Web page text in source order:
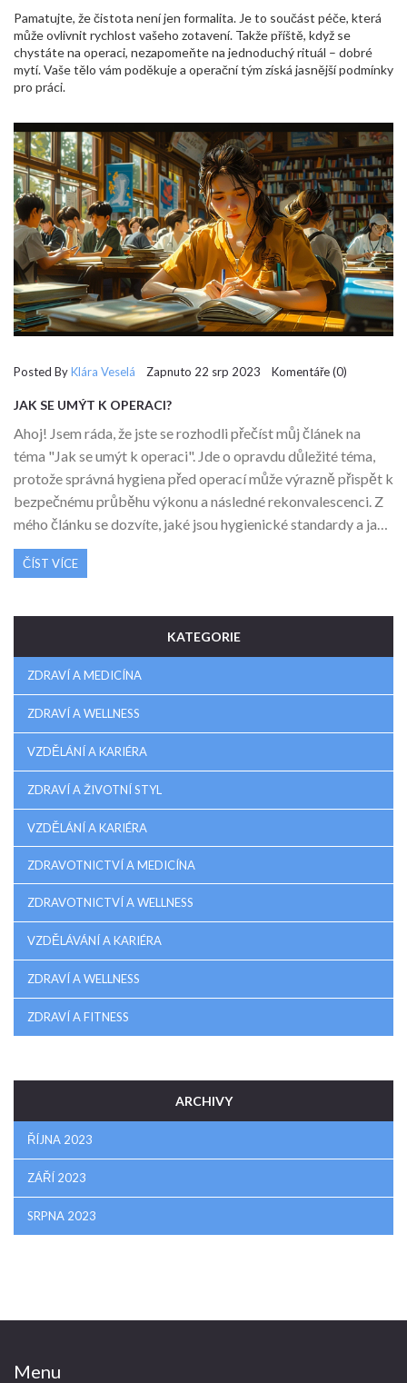
Pamatujte, že čistota není jen formalita. Je to součást péče, která
může ovlivnit rychlost vašeho zotavení. Takže příště, když se
chystáte na operaci, nezapomeňte na jednoduchý rituál – dobré
mytí. Vaše tělo vám poděkuje a operační tým získá jasnější podmínky
pro práci.
Posted ByKlára Veselá Zapnuto 22 srp 2023 Komentáře (0)
JAK SE UMÝT K OPERACI?
Ahoj! Jsem ráda, že jste se rozhodli přečíst můj článek na
téma "Jak se umýt k operaci". Jde o opravdu důležité téma,
protože správná hygiena před operací může výrazně přispět k
bezpečnému průběhu výkonu a následné rekonvalescenci. Z
mého článku se dozvíte, jaké jsou hygienické standardy a jak
se připravit k operaci. Také se budeme zabývat prevencí
infekce. Pusťme se do toho!
ČÍST VÍCE
KATEGORIE
ZDRAVÍ A MEDICÍNA
ZDRAVÍ A WELLNESS
VZDĚLÁNÍ A KARIÉRA
ZDRAVÍ A ŽIVOTNÍ STYL
VZDĚLÁNÍ A KARIÉRA
ZDRAVOTNICTVÍ A MEDICÍNA
ZDRAVOTNICTVÍ A WELLNESS
VZDĚLÁVÁNÍ A KARIÉRA
ZDRAVÍ A WELLNESS
ZDRAVÍ A FITNESS
ARCHIVY
ŘÍJNA 2023
ZÁŘÍ 2023
SRPNA 2023
Menu